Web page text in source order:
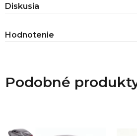
Diskusia
Hodnotenie
Podobné